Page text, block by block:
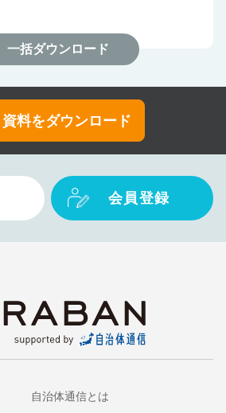
一括ダウンロード
資料をダウンロード
会員登録
自治体通信とは